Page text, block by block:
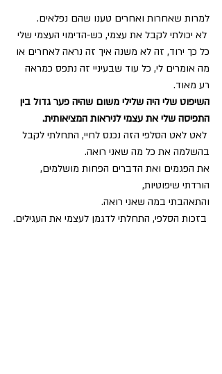
למרות שאחרות ואחרים טענו שהם נפלאים.
לא יכולתי לקבל את עצמי, כש-הדימוי העצמי שלי
כל כך ירוד, זה לא משנה איך זה נראה לאחרים או
מה אומרים לי, כל עוד שבעיניי זה נתפס כמראה
רע מאוד.
השיפוט שלי היה שלילי משום שהיה פער גדול בין
התפיסה שלי את עצמי לניראות המציאותית.
לאט לאט הסלפי הזה נכנס לחיי, התחלתי לקבל
בהשלמה את כל מה שאני רואה.
את הפגמים ואת הדברים הפחות מושלמים,
הורדתי שיפוטיות,
והתאהבתי במה שאני רואה.